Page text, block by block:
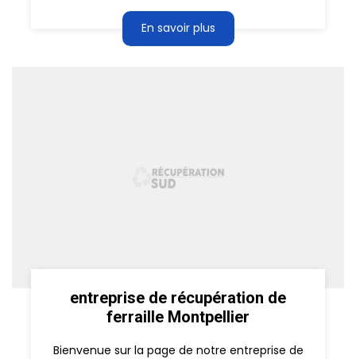
En savoir plus
entreprise de récupération de
ferraille Montpellier
Bienvenue sur la page de notre entreprise de